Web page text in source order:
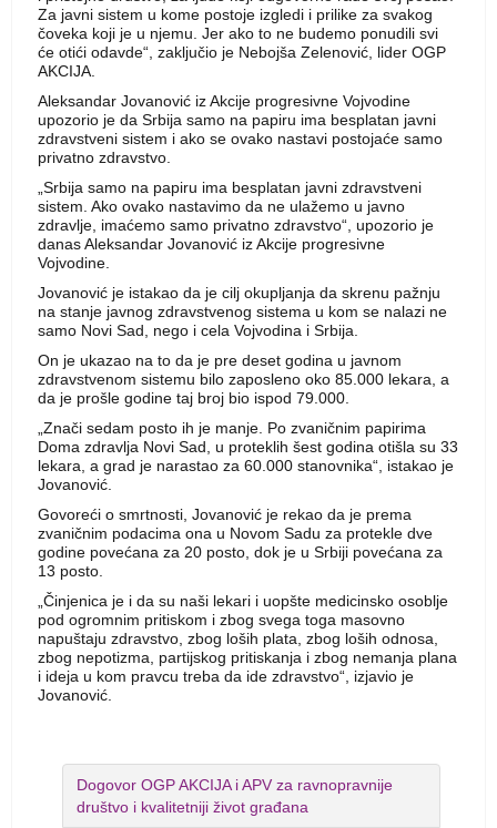
Za javni sistem u kome postoje izgledi i prilike za svakog
čoveka koji je u njemu. Jer ako to ne budemo ponudili svi
će otići odavde“, zaključio je Nebojša Zelenović, lider OGP
AKCIJA.
Aleksandar Jovanović iz Akcije progresivne Vojvodine
upozorio je da Srbija samo na papiru ima besplatan javni
zdravstveni sistem i ako se ovako nastavi postojaće samo
privatno zdravstvo.
„Srbija samo na papiru ima besplatan javni zdravstveni
sistem. Ako ovako nastavimo da ne ulažemo u javno
zdravlje, imaćemo samo privatno zdravstvo“, upozorio je
danas Aleksandar Jovanović iz Akcije progresivne
Vojvodine.
Jovanović je istakao da je cilj okupljanja da skrenu pažnju
na stanje javnog zdravstvenog sistema u kom se nalazi ne
samo Novi Sad, nego i cela Vojvodina i Srbija.
On je ukazao na to da je pre deset godina u javnom
zdravstvenom sistemu bilo zaposleno oko 85.000 lekara, a
da je prošle godine taj broj bio ispod 79.000.
„Znači sedam posto ih je manje. Po zvaničnim papirima
Doma zdravlja Novi Sad, u proteklih šest godina otišla su 33
lekara, a grad je narastao za 60.000 stanovnika“, istakao je
Jovanović.
Govoreći o smrtnosti, Jovanović je rekao da je prema
zvaničnim podacima ona u Novom Sadu za protekle dve
godine povećana za 20 posto, dok je u Srbiji povećana za
13 posto.
„Činjenica je i da su naši lekari i uopšte medicinsko osoblje
pod ogromnim pritiskom i zbog svega toga masovno
napuštaju zdravstvo, zbog loših plata, zbog loših odnosa,
zbog nepotizma, partijskog pritiskanja i zbog nemanja plana
i ideja u kom pravcu treba da ide zdravstvo“, izjavio je
Jovanović.
Dogovor OGP AKCIJA i APV za ravnopravnije
društvo i kvalitetniji život građana